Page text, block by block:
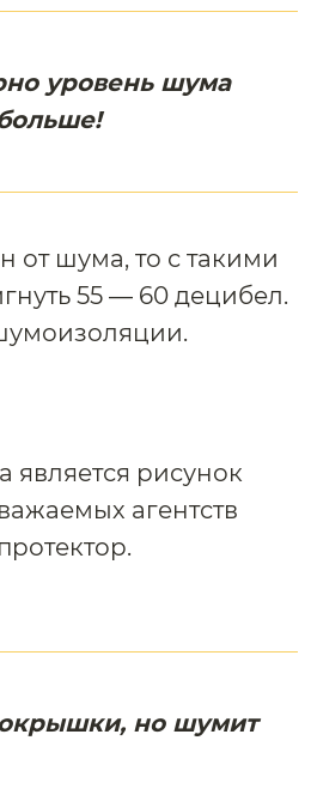
уровень шума
от шума, то с такими
55 — 60 децибел.
рисунок
агентств
но шумит